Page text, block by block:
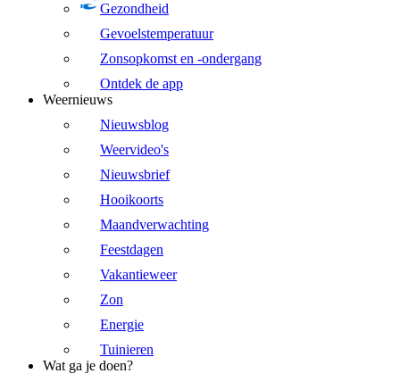
Gezondheid
Gevoelstemperatuur
Zonsopkomst en -ondergang
Ontdek de app
Weernieuws
Nieuwsblog
Weervideo's
Nieuwsbrief
Hooikoorts
Maandverwachting
Feestdagen
Vakantieweer
Zon
Energie
Tuinieren
Wat ga je doen?